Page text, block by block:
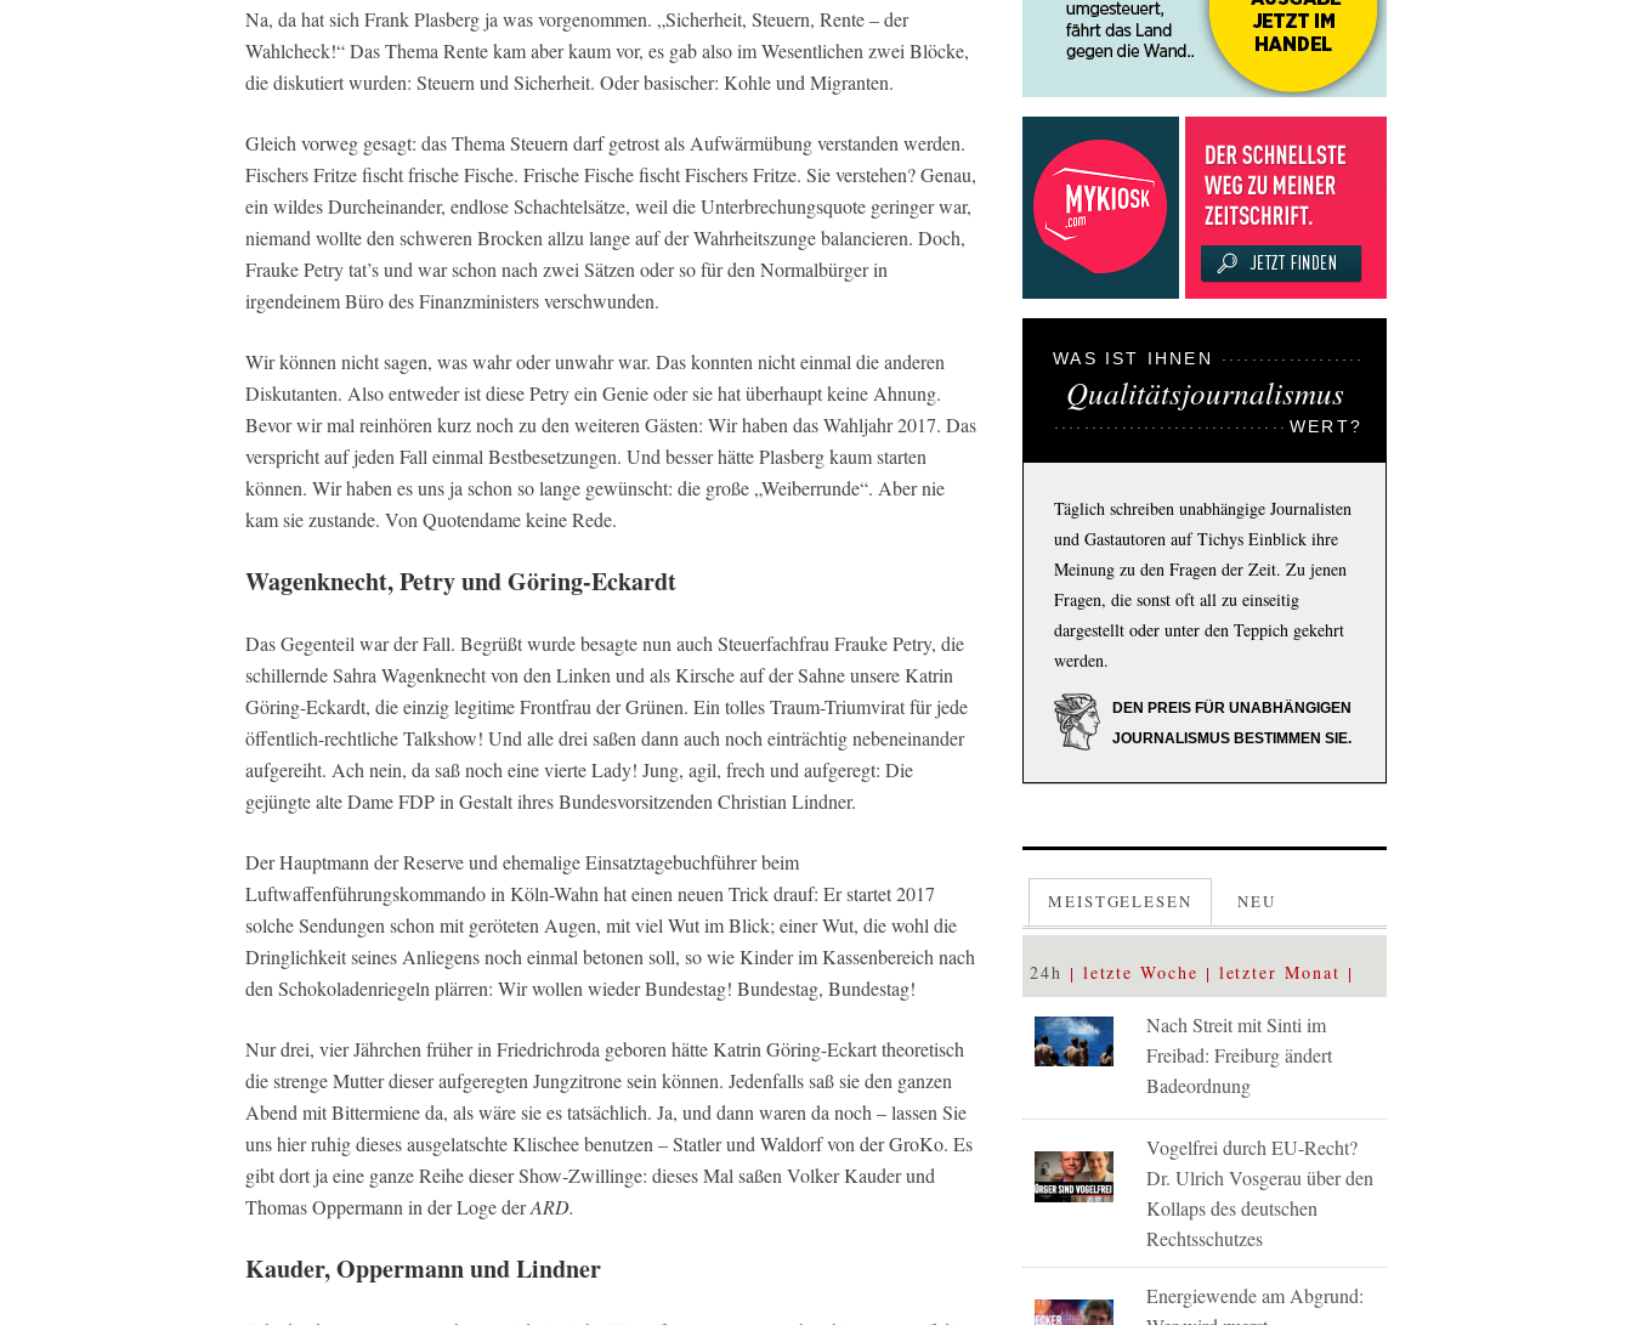
Na, da hat sich Frank Plasberg ja was vorgenommen. „Sicherheit, Steuern, Rente – der
Wahlcheck!“ Das Thema Rente kam aber kaum vor, es gab also im Wesentlichen zwei Blöcke,
die diskutiert wurden: Steuern und Sicherheit. Oder basischer: Kohle und Migranten.
Gleich vorweg gesagt: das Thema Steuern darf getrost als Aufwärmübung verstanden werden.
Fischers Fritze fischt frische Fische. Frische Fische fischt Fischers Fritze. Sie verstehen? Genau,
ein wildes Durcheinander, endlose Schachtelsätze, weil die Unterbrechungsquote geringer war,
niemand wollte den schweren Brocken allzu lange auf der Wahrheitszunge balancieren. Doch,
Frauke Petry tat’s und war schon nach zwei Sätzen oder so für den Normalbürger in
irgendeinem Büro des Finanzministers verschwunden.
Wir können nicht sagen, was wahr oder unwahr war. Das konnten nicht einmal die anderen
Diskutanten. Also entweder ist diese Petry ein Genie oder sie hat überhaupt keine Ahnung.
Bevor wir mal reinhören kurz noch zu den weiteren Gästen: Wir haben das Wahljahr 2017. Das
verspricht auf jeden Fall einmal Bestbesetzungen. Und besser hätte Plasberg kaum starten
können. Wir haben es uns ja schon so lange gewünscht: die große „Weiberrunde“. Aber nie
kam sie zustande. Von Quotendame keine Rede.
Wagenknecht, Petry und Göring-Eckardt
Das Gegenteil war der Fall. Begrüßt wurde besagte nun auch Steuerfachfrau Frauke Petry, die
schillernde Sahra Wagenknecht von den Linken und als Kirsche auf der Sahne unsere Katrin
Göring-Eckardt, die einzig legitime Frontfrau der Grünen. Ein tolles Traum-Triumvirat für jede
öffentlich-rechtliche Talkshow! Und alle drei saßen dann auch noch einträchtig nebeneinander
aufgereiht. Ach nein, da saß noch eine vierte Lady! Jung, agil, frech und aufgeregt: Die
gejüngte alte Dame FDP in Gestalt ihres Bundesvorsitzenden Christian Lindner.
Der Hauptmann der Reserve und ehemalige Einsatztagebuchführer beim
Luftwaffenführungskommando in Köln-Wahn hat einen neuen Trick drauf: Er startet 2017
solche Sendungen schon mit geröteten Augen, mit viel Wut im Blick; einer Wut, die wohl die
Dringlichkeit seines Anliegens noch einmal betonen soll, so wie Kinder im Kassenbereich nach
den Schokoladenriegeln plärren: Wir wollen wieder Bundestag! Bundestag, Bundestag!
Nur drei, vier Jährchen früher in Friedrichroda geboren hätte Katrin Göring-Eckart theoretisch
die strenge Mutter dieser aufgeregten Jungzitrone sein können. Jedenfalls saß sie den ganzen
Abend mit Bittermiene da, als wäre sie es tatsächlich. Ja, und dann waren da noch – lassen Sie
uns hier ruhig dieses ausgelatschte Klischee benutzen – Statler und Waldorf von der GroKo. Es
gibt dort ja eine ganze Reihe dieser Show-Zwillinge: dieses Mal saßen Volker Kauder und
Thomas Oppermann in der Loge derARD.
Kauder, Oppermann und Lindner
WAS IST IHNEN
Qualitätsjournalismus
WERT?
Täglich schreiben unabhängige Journalisten
und Gastautoren auf Tichys Einblick ihre
Meinung zu den Fragen der Zeit. Zu jenen
Fragen, die sonst oft all zu einseitig
dargestellt oder unter den Teppich gekehrt
werden.
DEN PREIS FÜR UNABHÄNGIGEN
JOURNALISMUS BESTIMMEN SIE.
MEISTGELESEN NEU
24h letzte Woche letzter Monat
Nach Streit mit Sinti im
Freibad: Freiburg ändert
Badeordnung
Vogelfrei durch EU-Recht?
Dr. Ulrich Vosgerau über den
Kollaps des deutschen
Rechtsschutzes
Energiewende am Abgrund: